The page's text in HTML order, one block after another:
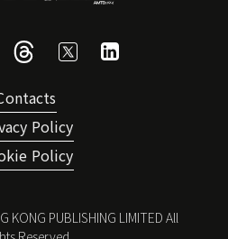
Policy
Policy
KONG PUBLISHING LIMITED All